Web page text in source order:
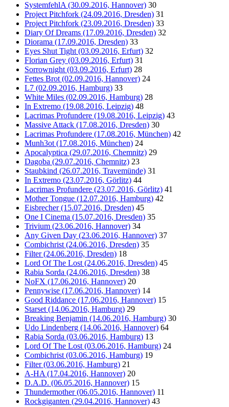
SystemfehlA (30.09.2016, Hannover) 30
Project Pitchfork (24.09.2016, Dresden) 31
Project Pitchfork (23.09.2016, Dresden) 33
Diary Of Dreams (17.09.2016, Dresden) 32
Diorama (17.09.2016, Dresden) 33
Eyes Shut Tight (03.09.2016, Erfurt) 32
Florian Grey (03.09.2016, Erfurt) 31
Sorrownight (03.09.2016, Erfurt) 28
Fettes Brot (02.09.2016, Hannover) 24
L7 (02.09.2016, Hamburg) 33
White Miles (02.09.2016, Hamburg) 28
In Extremo (19.08.2016, Leipzig) 48
Lacrimas Profundere (19.08.2016, Leipzig) 43
Massive Attack (17.08.2016, Dresden) 30
Lacrimas Profundere (17.08.2016, München) 42
Munh3ot (17.08.2016, München) 24
Apocalyptica (29.07.2016, Chemnitz) 29
Dagoba (29.07.2016, Chemnitz) 23
Staubkind (26.07.2016, Travemünde) 31
In Extremo (23.07.2016, Görlitz) 44
Lacrimas Profundere (23.07.2016, Görlitz) 41
Mother Tongue (12.07.2016, Hamburg) 42
Eisbrecher (15.07.2016, Dresden) 45
One I Cinema (15.07.2016, Dresden) 35
Trivium (23.06.2016, Hannover) 34
Any Given Day (23.06.2016, Hannover) 37
Combichrist (24.06.2016, Dresden) 35
Filter (24.06.2016, Dresden) 18
Lord Of The Lost (24.06.2016, Dresden) 45
Rabia Sorda (24.06.2016, Dresden) 38
NoFX (17.06.2016, Hannover) 20
Pennywise (17.06.2016, Hannover) 14
Good Riddance (17.06.2016, Hannover) 15
Starset (14.06.2016, Hamburg) 29
Breaking Benjamin (14.06.2016, Hamburg) 30
Udo Lindenberg (14.06.2016, Hannover) 64
Rabia Sorda (03.06.2016, Hamburg) 13
Lord Of The Lost (03.06.2016, Hamburg) 24
Combichrist (03.06.2016, Hamburg) 19
Filter (03.06.2016, Hamburg) 21
A-HA (17.04.2016, Hannover) 20
D.A.D. (06.05.2016, Hannover) 15
Thundermother (06.05.2016, Hannover) 11
Rockgiganten (29.04.2016, Hannover) 43